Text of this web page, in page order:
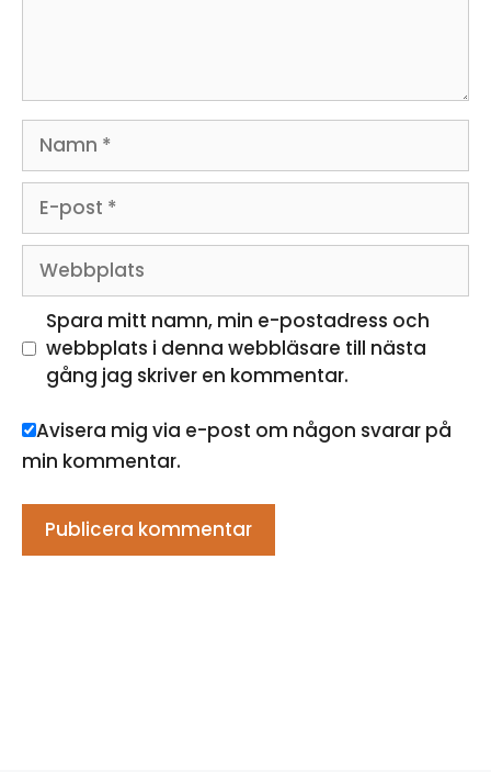
post
Webbplats
Spara mitt namn, min e-postadress och
webbplats i denna webbläsare till nästa
gång jag skriver en kommentar.
Avisera mig via e-post om någon svarar på
min kommentar.